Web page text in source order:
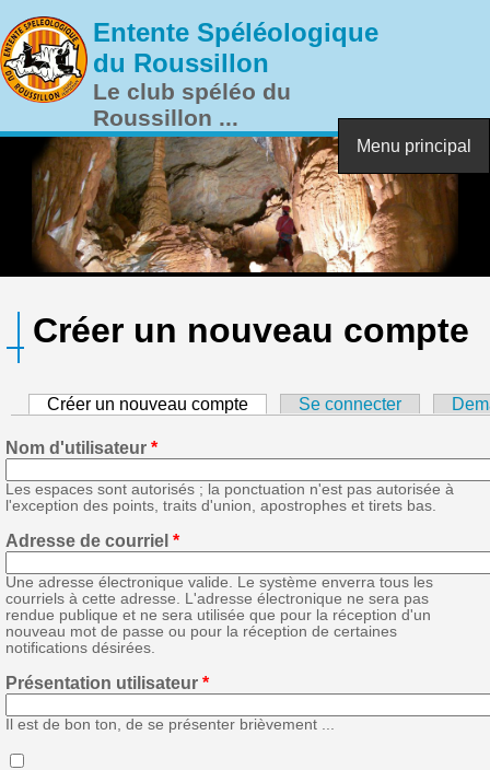
Entente Spéléologique
du Roussillon
Le club spéléo du
Roussillon ...
Menu principal
Créer un nouveau compte
Créer un nouveau compte (onglet actif)Se connecter
Nom d'utilisateur *
Les espaces sont autorisés ; la ponctuation n'est pas autorisée à
l'exception des points, traits d'union, apostrophes et tirets bas.
Adresse de courriel *
Une adresse électronique valide. Le système enverra tous les
courriels à cette adresse. L'adresse électronique ne sera pas
rendue publique et ne sera utilisée que pour la réception d'un
nouveau mot de passe ou pour la réception de certaines
notifications désirées.
Présentation utilisateur *
Il est de bon ton, de se présenter brièvement ...